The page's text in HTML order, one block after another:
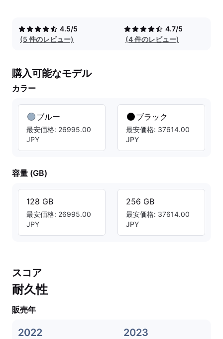
4.5/5
(5 件のレビュー)
4.7/5
(4 件のレビュー)
購入可能なモデル
カラー
ブルー
最安価格: 26995.00
JPY
ブラック
最安価格: 37614.00
JPY
容量 (GB)
128 GB
最安価格: 26995.00
JPY
256 GB
最安価格: 37614.00
JPY
スコア
耐久性
販売年
2022 2023